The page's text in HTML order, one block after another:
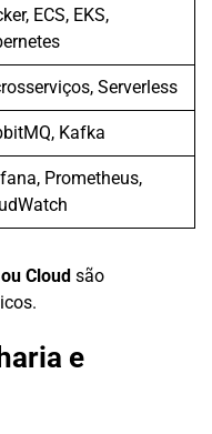
ECS, EKS,
Serverless
Kafka
Prometheus,
Cloud são
e